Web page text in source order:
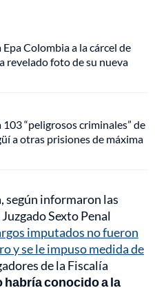
Epa Colombia a la cárcel de
revelado foto de su nueva
103 “peligrosos criminales” de
a otras prisiones de máxima
según informaron las
Sexto Penal
imputados no fueron
y se le impuso medida de
de la Fiscalía
conocido a la